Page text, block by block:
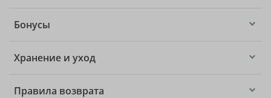
Бонусы
Хранение и уход
Правила возврата